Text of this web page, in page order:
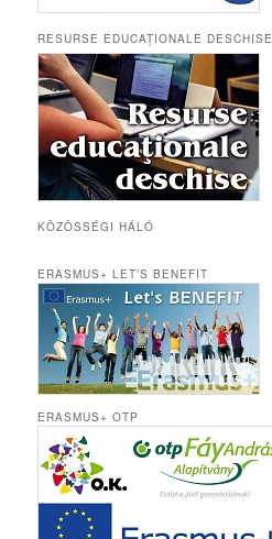
RESURSE EDUCAȚIONALE DESCHISE
KÖZÖSSÉGI HÁLÓ
ERASMUS+ LET’S BENEFIT
ERASMUS+ OTP